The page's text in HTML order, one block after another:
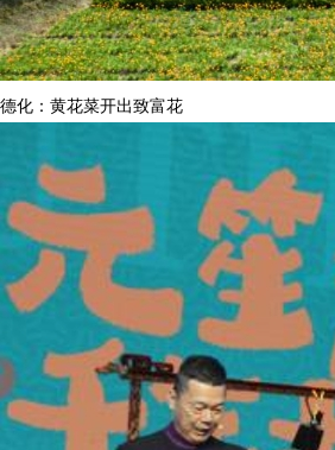
德化：黄花菜开出致富花